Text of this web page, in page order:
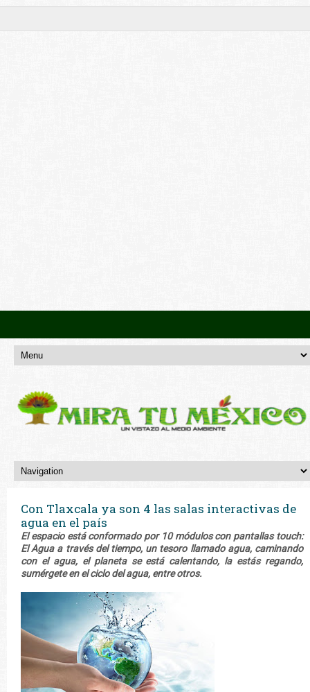
Con Tlaxcala ya son 4 las salas interactivas de
agua en el país
El espacio está conformado por 10 módulos con pantallas touch:
El Agua a través del tiempo, un tesoro llamado agua, caminando
con el agua, el planeta se está calentando, la estás regando,
sumérgete en el ciclo del agua, entre otros.